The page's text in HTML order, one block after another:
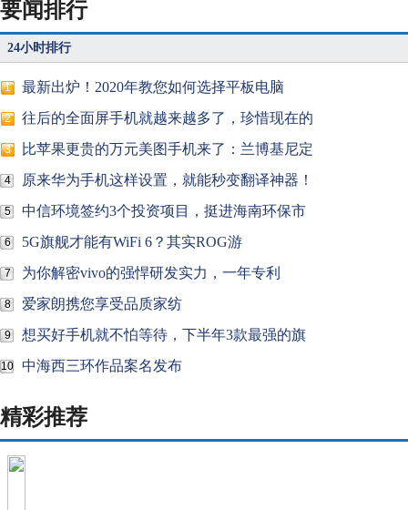
要闻排行
24小时排行
1 最新出炉！2020年教您如何选择平板电脑
2 往后的全面屏手机就越来越多了，珍惜现在的
3 比苹果更贵的万元美图手机来了：兰博基尼定
4 原来华为手机这样设置，就能秒变翻译神器！
5 中信环境签约3个投资项目，挺进海南环保市
6 5G旗舰才能有WiFi 6？其实ROG游
7 为你解密vivo的强悍研发实力，一年专利
8 爱家朗携您享受品质家纺
9 想买好手机就不怕等待，下半年3款最强的旗
10 中海西三环作品案名发布
精彩推荐